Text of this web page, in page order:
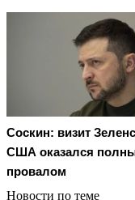
Соскин: визит
США оказался
провалом
Новости по теме